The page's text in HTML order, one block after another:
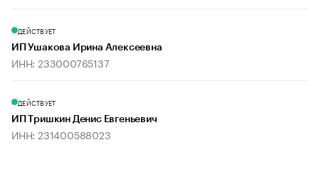
ДЕЙСТВУЕТ
ИП Ушакова Ирина Алексеевна
ИНН: 233000765137
ДЕЙСТВУЕТ
ИП Тришкин Денис Евгеньевич
ИНН: 231400588023